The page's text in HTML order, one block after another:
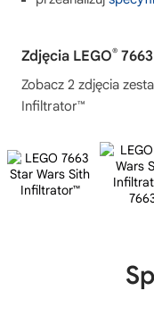
Zdjęcia LEGO® 7663
Zobacz 2 zdjęcia
Infiltrator™